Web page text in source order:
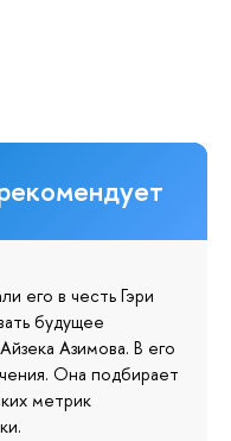
его в честь Гэри
будущее
Азимова. В его
Она подбирает
метрик